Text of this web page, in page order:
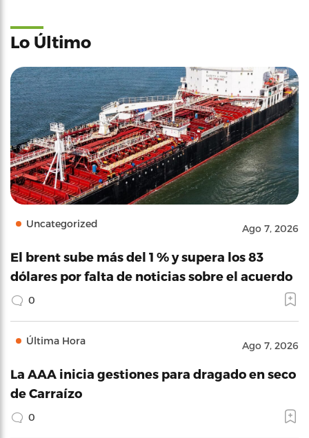
Lo Último
Uncategorized Ago 7, 2026
El brent sube más del 1 % y supera los 83
dólares por falta de noticias sobre el acuerdo
0
Última Hora Ago 7, 2026
La AAA inicia gestiones para dragado en seco
de Carraízo
0